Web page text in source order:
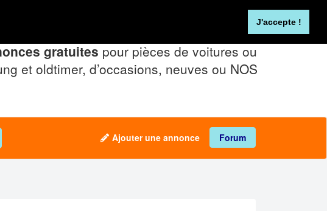
J'accepte !
NL
gratuites pour pièces de voitures ou
et oldtimer, d’occasions, neuves ou NOS
Ajouter une annonce Forum